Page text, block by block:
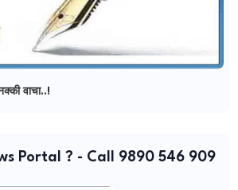
वाचा..!
Portal ? - Call 9890 546 909